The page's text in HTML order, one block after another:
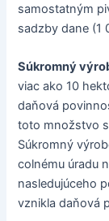
samostatným
sadzby dane (1
Súkromný
viac ako 10
daňová
toto množstvo
Súkromný
colnému úradu
nasledujúceho
vznikla daňová